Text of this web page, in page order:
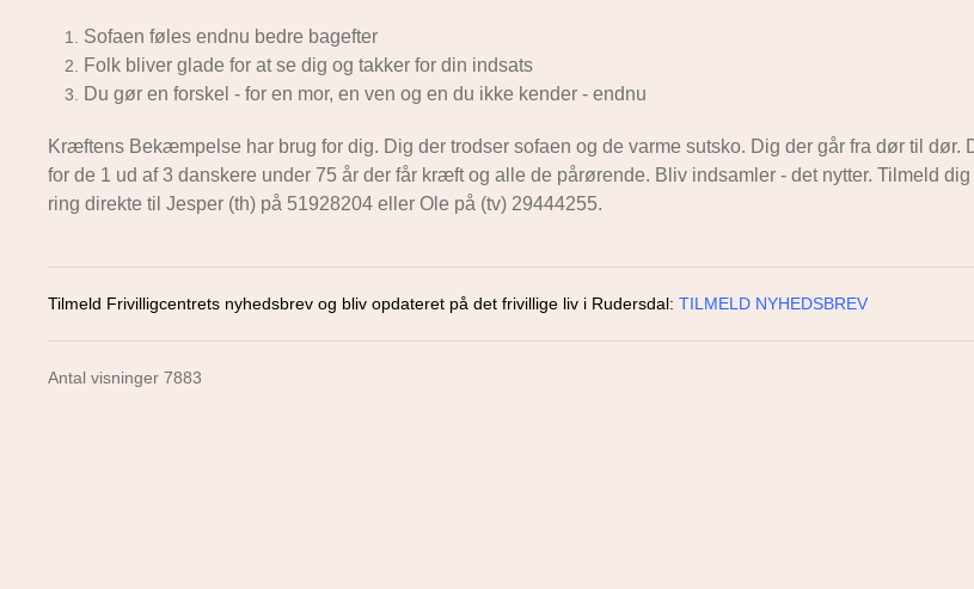
Sofaen føles endnu bedre bagefter
Folk bliver glade for at se dig og takker for din indsats
Du gør en forskel - for en mor, en ven og en du ikke kender - endnu
Kræftens Bekæmpelse har brug for dig. Dig der trodser sofaen og de varme sutsko. Dig der går fra dør til dør.
for de 1 ud af 3 danskere under 75 år der får kræft og alle de pårørende. Bliv indsamler - det nytter. Tilmeld
ring direkte til Jesper (th) på 51928204 eller Ole på (tv) 29444255.
Tilmeld Frivilligcentrets nyhedsbrev og bliv opdateret på det frivillige liv i Rudersdal: TILMELD NYHEDSBREV
Antal visninger 7883